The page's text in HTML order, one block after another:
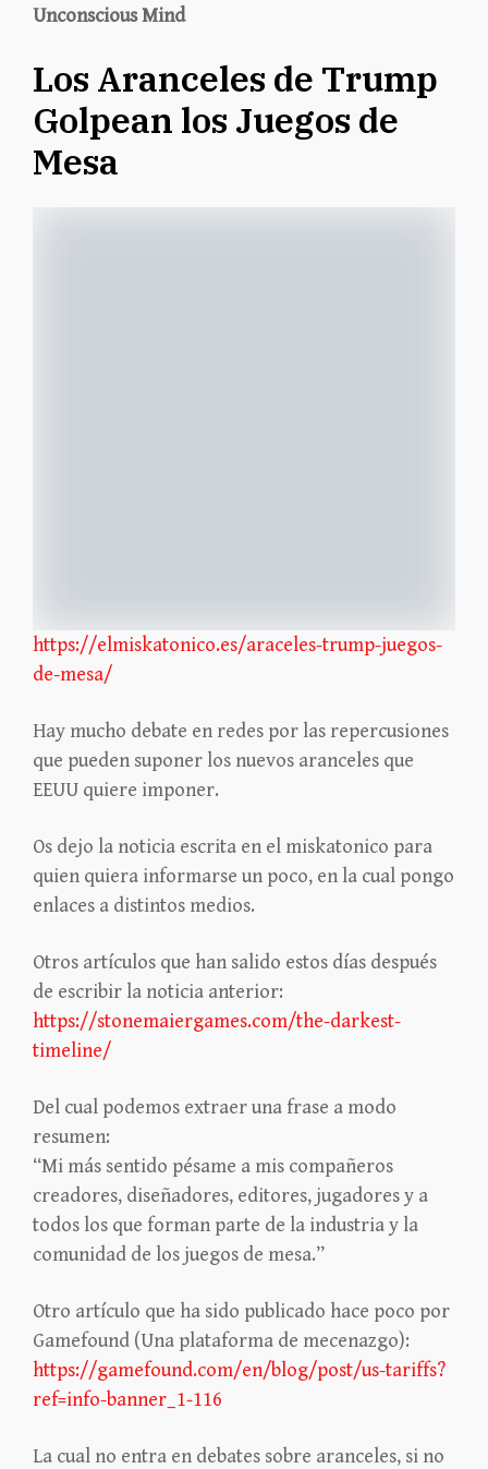
Unconscious Mind
Los Aranceles de Trump
Golpean los Juegos de
Mesa
https://elmiskatonico.es/araceles-trump-juegos-
de-mesa/
Hay mucho debate en redes por las repercusiones
que pueden suponer los nuevos aranceles que
EEUU quiere imponer.
Os dejo la noticia escrita en el miskatonico para
quien quiera informarse un poco, en la cual pongo
enlaces a distintos medios.
Otros artículos que han salido estos días después
de escribir la noticia anterior:
https://stonemaiergames.com/the-darkest-
timeline/
Del cual podemos extraer una frase a modo
resumen:
“Mi más sentido pésame a mis compañeros
creadores, diseñadores, editores, jugadores y a
todos los que forman parte de la industria y la
comunidad de los juegos de mesa.”
Otro artículo que ha sido publicado hace poco por
Gamefound (Una plataforma de mecenazgo):
https://gamefound.com/en/blog/post/us-tariffs?
ref=info-banner_1-116
La cual no entra en debates sobre aranceles, si no